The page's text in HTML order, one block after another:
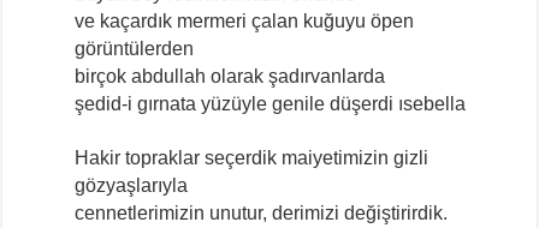
ve kaçardık mermeri çalan kuğuyu öpen
görüntülerden
birçok abdullah olarak şadırvanlarda
şedid-i gırnata yüzüyle genile düşerdi ısebella
Hakir topraklar seçerdik maiyetimizin gizli
gözyaşlarıyla
cennetlerimizin unutur, derimizi değiştirirdik.